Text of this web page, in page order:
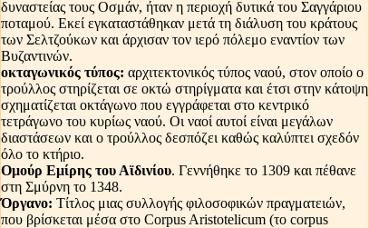
δυναστείας τους Οσμάν, ήταν η περιοχή δυτικά του Σαγγάριου
ποταμού. Εκεί εγκαταστάθηκαν μετά τη διάλυση του κράτους
των Σελτζούκων και άρχισαν τον ιερό πόλεμο εναντίον των
Βυζαντινών.
οκταγωνικός τύπος: αρχιτεκτονικός τύπος ναού, στον οποίο ο
τρούλλος στηρίζεται σε οκτώ στηρίγματα και έτσι στην κάτοψη
σχηματίζεται οκτάγωνο που εγγράφεται στο κεντρικό
τετράγωνο του κυρίως ναού. Οι ναοί αυτοί είναι μεγάλων
διαστάσεων και ο τρούλλος δεσπόζει καθώς καλύπτει σχεδόν
όλο το κτήριο.
Ομούρ Εμίρης του Αϊδινίου. Γεννήθηκε το 1309 και πέθανε
στη Σμύρνη το 1348.
Όργανο: Τίτλος μιας συλλογής φιλοσοφικών πραγματειών,
που βρίσκεται μέσα στο Corpus Aristotelicum (το corpus